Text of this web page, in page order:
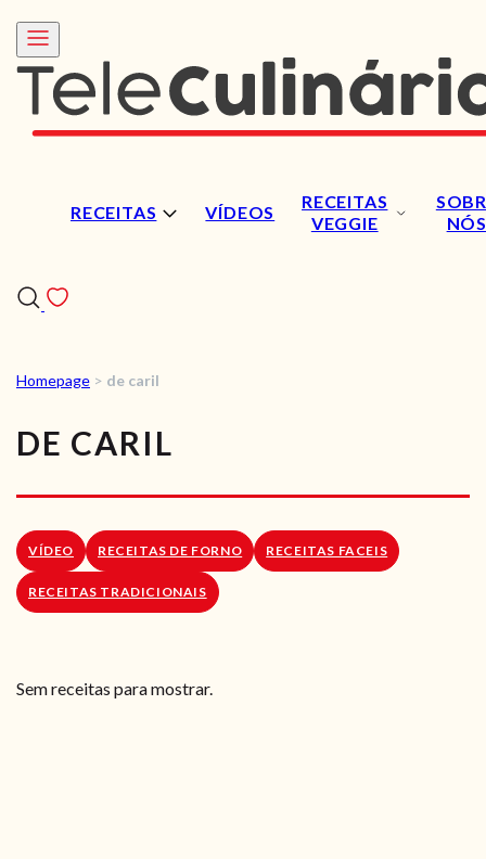
RECEITAS VÍDEOS
RECEITAS
VEGGIE
NÓS
RECEITAS VEGGIE
SOBRE NÓS
LOJA ONLINE
Homepage > de caril
DE CARIL
VÍDEO RECEITAS DE FORNO RECEITAS FACEIS
RECEITAS TRADICIONAIS
Sem receitas para mostrar.